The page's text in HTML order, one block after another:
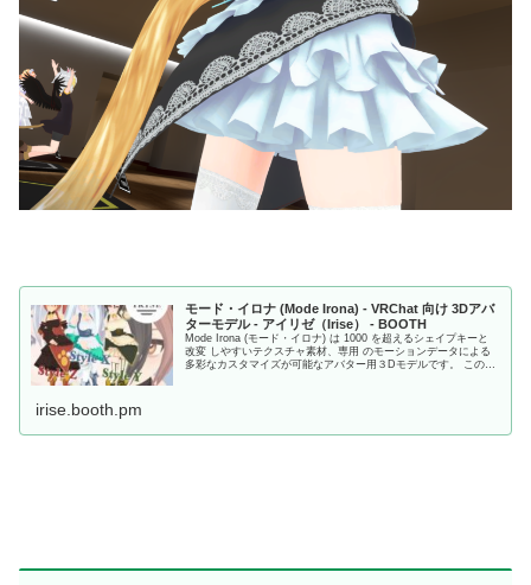
モード・イロナ (Mode Irona) - VRChat 向け 3Dアバ
ターモデル - アイリゼ（Irise） - BOOTH
Mode Irona (モード・イロナ) は 1000 を超えるシェイプキーと
改変 しやすいテクスチャ素材、専用 のモーションデータによる
多彩なカスタマイズが可能なアバター用３Dモデルです。 このモ
irise.booth.pm